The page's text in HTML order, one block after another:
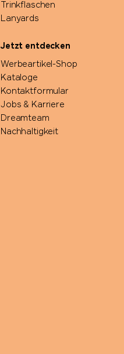
Trinkflaschen
Lanyards
Jetzt entdecken
Werbeartikel-Shop
Kataloge
Kontaktformular
Jobs & Karriere
Dreamteam
Nachhaltigkeit